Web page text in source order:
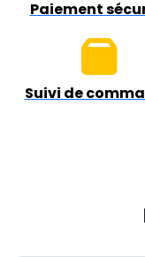
Paiement
Suivi de